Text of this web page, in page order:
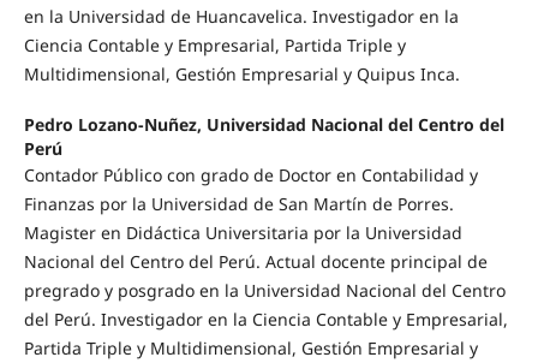
en la Universidad de Huancavelica. Investigador en la
Ciencia Contable y Empresarial, Partida Triple y
Multidimensional, Gestión Empresarial y Quipus Inca.
Pedro Lozano-Nuñez, Universidad Nacional del Centro del
Perú
Contador Público con grado de Doctor en Contabilidad y
Finanzas por la Universidad de San Martín de Porres.
Magister en Didáctica Universitaria por la Universidad
Nacional del Centro del Perú. Actual docente principal de
pregrado y posgrado en la Universidad Nacional del Centro
del Perú. Investigador en la Ciencia Contable y Empresarial,
Partida Triple y Multidimensional, Gestión Empresarial y